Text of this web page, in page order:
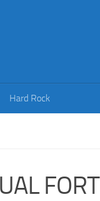
Hard Rock
FORT